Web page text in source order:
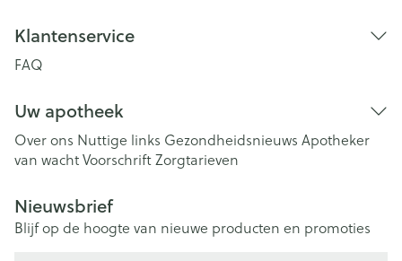
Klantenservice
FAQ
Uw apotheek
Over ons Nuttige links Gezondheidsnieuws Apotheker
van wachtVoorschriftZorgtarieven
Nieuwsbrief
Blijf op de hoogte van nieuwe producten en promoties